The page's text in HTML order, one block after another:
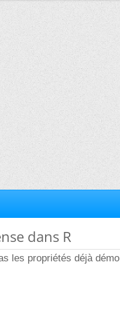
dans R
les propriétés déjà